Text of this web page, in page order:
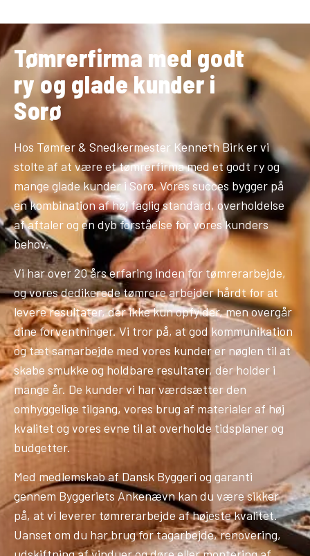
Tømrerfirma med godt
ry og glade kunder i
Sorø
Hos Tømrer & Snedkermester Kenneth Birk er vi
stolte af at være et tømrerfirma med et godt ry og
mange glade kunder i Sorø. Vores succes bygger på
en kombination af høj faglig standard, overholdelse
af aftaler og en dyb forståelse for vores kunders
behov.
Vi har over 20 års erfaring inden for tømrerarbejde,
og vores dedikerede tømrere arbejder hårdt for at
levere resultater, der ikke kun opfylder, men overgår
dine forventninger. Vi tror på, at god kommunikation
og tæt samarbejde med vores kunder er nøglen til at
skabe smukke og holdbare resultater, der holder i
mange år. De kunder vi har værdsætter den
omhyggelige tilgang, vores brug af materialer af høj
kvalitet og vores evne til at overholde tidsplaner og
budgetter.
Med medlemskab af Dansk Byggeri og garanti
gennem Byggeriets Ankenævn kan du være sikker
på, at vi leverer tømrerarbejde af højeste kvalitet.
Uanset om du har brug for tagarbejde, renovering,